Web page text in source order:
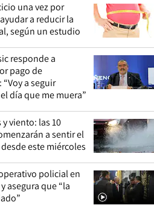
una vez por
a reducir la
según un estudio
responde a
pago de
a seguir
día que me muera”
viento: las 10
a sentir el
este miércoles
policial en
asegura que “la